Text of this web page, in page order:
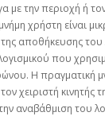
με την περιοχή ή
χρήστη είναι
αποθήκευσης του
που
Η πραγματική
χειριστή κινητής
αναβάθμιση του